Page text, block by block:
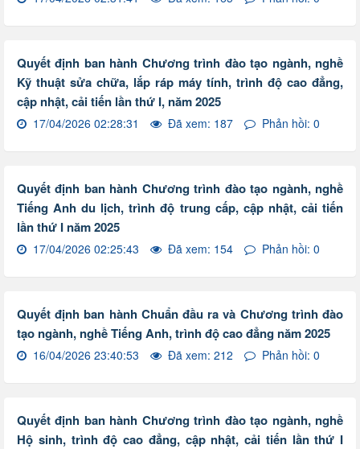
Quyết định ban hành Chương trình đào tạo ngành, nghề
Kỹ thuật sửa chữa, lắp ráp máy tính, trình độ cao đẳng,
cập nhật, cải tiến lần thứ I, năm 2025
17/04/2026 02:28:31 Đã xem: 187 Phản hồi: 0
Quyết định ban hành Chương trình đào tạo ngành, nghề
Tiếng Anh du lịch, trình độ trung cấp, cập nhật, cải tiến
lần thứ I năm 2025
17/04/2026 02:25:43 Đã xem: 154 Phản hồi: 0
Quyết định ban hành Chuẩn đầu ra và Chương trình đào
tạo ngành, nghề Tiếng Anh, trình độ cao đẳng năm 2025
16/04/2026 23:40:53 Đã xem: 212 Phản hồi: 0
Quyết định ban hành Chương trình đào tạo ngành, nghề
Hộ sinh, trình độ cao đẳng, cập nhật, cải tiến lần thứ I